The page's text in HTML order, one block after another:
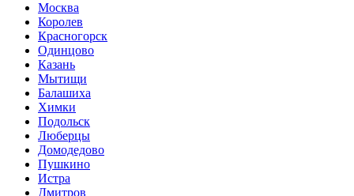
Москва
Королев
Красногорск
Одинцово
Казань
Мытищи
Балашиха
Химки
Подольск
Люберцы
Домодедово
Пушкино
Истра
Дмитров